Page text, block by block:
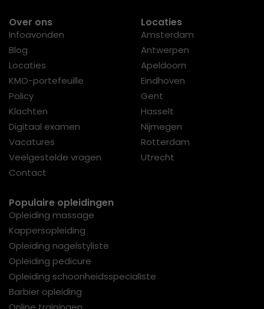
Over ons
Infoavonden
Blog
Locaties
KMO-portefeuille
Policy
Klachten
Digitaal examen
Vacatures
Veelgestelde vragen
Contact
Locaties
Amsterdam
Antwerpen
Apeldoorn
Eindhoven
Gent
Hasselt
Nijmegen
Rotterdam
Utrecht
Populaire opleidingen
Opleiding massage
Kappersopleiding
Opleiding nagelstyliste
Opleiding pedicure
Opleiding schoonheidsspecialiste
Barbier opleiding